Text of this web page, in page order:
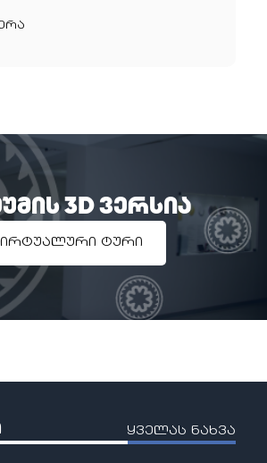
3D ვერსია
ტური
ყველას ნახვა